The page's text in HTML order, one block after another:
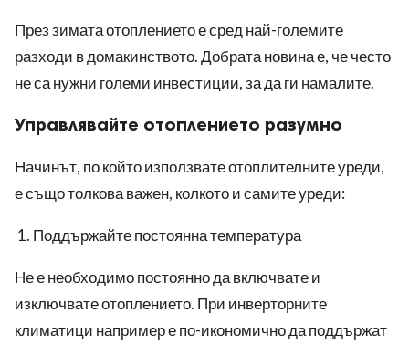
През зимата отоплението е сред най-големите
разходи в домакинството. Добрата новина е, че често
не са нужни големи инвестиции, за да ги намалите.
Управлявайте отоплението разумно
Начинът, по който използвате отоплителните уреди,
е също толкова важен, колкото и самите уреди:
Поддържайте постоянна температура
Не е необходимо постоянно да включвате и
изключвате отоплението. При инверторните
климатици например е по-икономично да поддържат